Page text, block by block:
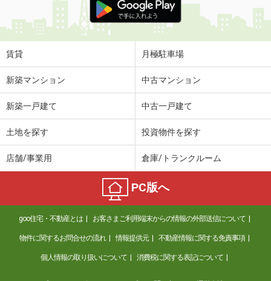
賃貸 月極駐車場
新築マンション 中古マンション
新築一戸建て 中古一戸建て
土地を探す 投資物件を探す
店舗/事業用 倉庫/トランクルーム
PC版へ
goo住宅・不動産とは お客さまご利用端末からの情報の外部送信について
物件に関するお問合せの流れ 情報提供元 不動産情報に関する免責事項
個人情報の取り扱いについて 消費税に関する表記について